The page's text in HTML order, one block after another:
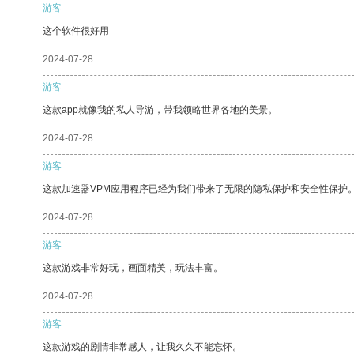
游客
这个软件很好用
2024-07-28
游客
这款app就像我的私人导游，带我领略世界各地的美景。
2024-07-28
游客
这款加速器VPM应用程序已经为我们带来了无限的隐私保护和安全性保护
2024-07-28
游客
这款游戏非常好玩，画面精美，玩法丰富。
2024-07-28
游客
这款游戏的剧情非常感人，让我久久不能忘怀。